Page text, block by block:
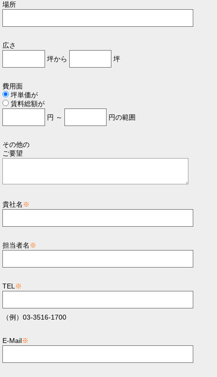
場所
広さ
坪から
坪
費用面
坪単価が
賃料総額が
円 ～
円の範囲
その他の
ご要望
貴社名 ※
担当者名 ※
TEL※
（例）03-3516-1700
E-Mail※